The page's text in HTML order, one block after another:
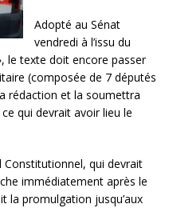
Adopté au Sénat
vendredi à l’issu du
le texte doit encore passer
(composée de 7 députés
rédaction et la soumettra
qui devrait avoir lieu le
Constitutionnel, qui devrait
immédiatement après le
la promulgation jusqu’aux